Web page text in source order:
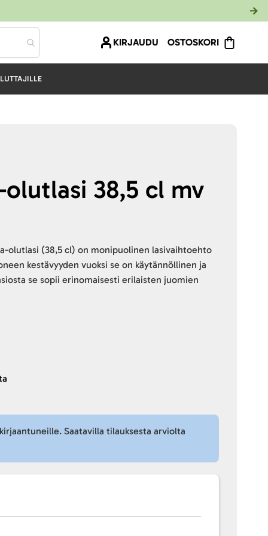
KIRJAUDU OSTOSKORI
38,5 cl mv
olutlasi (38,5 cl) on monipuolinen lasivaihtoehto
kestävyyden vuoksi se on käytännöllinen ja
se sopii erinomaisesti erilaisten juomien
Saatavilla tilauksesta arviolta